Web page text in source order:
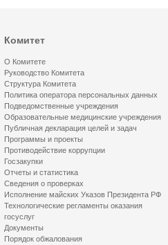
Комитет
О Комитете
Руководство Комитета
Структура Комитета
Политика оператора персональных данных
Подведомственные учреждения
Образовательные медицинские учреждения
Публичная декларация целей и задач
Программы и проекты
Противодействие коррупции
Госзакупки
Отчеты и статистика
Сведения о проверках
Исполнение майских Указов Президента РФ
Технологические регламенты оказания
госуслуг
Документы
Порядок обжалования